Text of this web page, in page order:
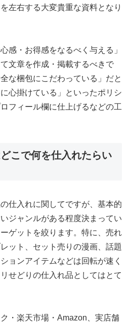
左右する大変貴重な資料となり
感・お得感をなるべく与える」
文章を作成・掲載するべきで
な梱包にこだわっている」だと
心掛けている」といったポリシ
フィール欄に仕上げるなどの工
こで何を仕入れたらい
仕入れに関してですが、基本的
ジャンルがある程度決まってい
ゲットを絞ります。特に、売れ
ット、セット売りの漫画、話題
ョンアイテムなどは回転が速く
せどりの仕入れ品としてはとて
・楽天市場・Amazon、実店舗